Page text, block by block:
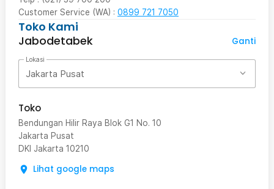
Customer Service (WA) : 0899 721 7050
Toko Kami
Jabodetabek
Ganti
Lokasi
Jakarta Pusat
Toko
Bendungan Hilir Raya Blok G1 No. 10
Jakarta Pusat
DKI Jakarta 10210
Lihat google maps